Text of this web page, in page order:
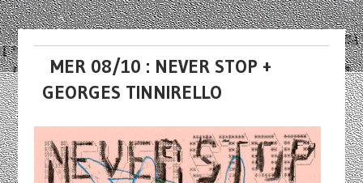
MER 08/10 : NEVER STOP +
GEORGES TINNIRELLO